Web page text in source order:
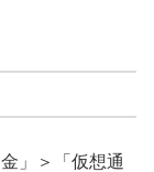
」＞「仮想通